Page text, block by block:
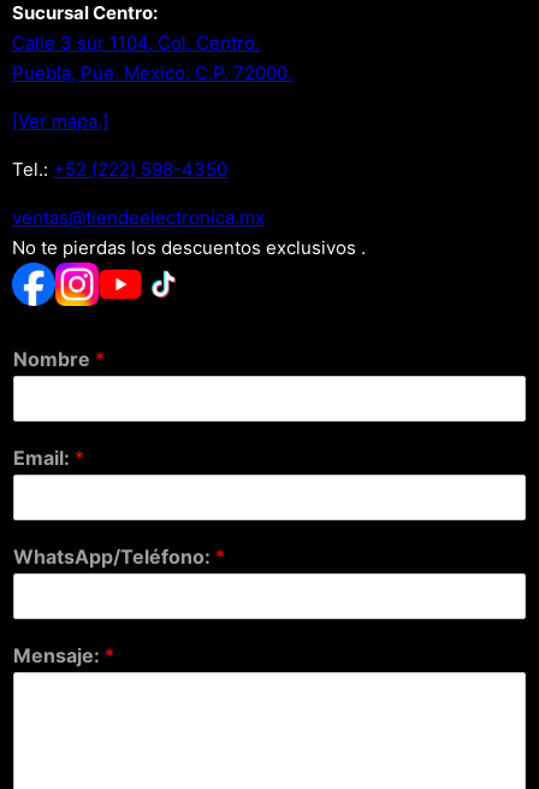
Sucursal Centro:
Calle 3 sur 1104, Col. Centro.
Puebla, Pue. Mexico. C.P. 72000.
[Ver mapa.]
Tel.: +52 (222) 598-4350
xm.acinortceleedneit@satnev
No te pierdas los descuentos exclusivos .
Nombre *
Email: *
WhatsApp/Teléfono: *
Mensaje: *